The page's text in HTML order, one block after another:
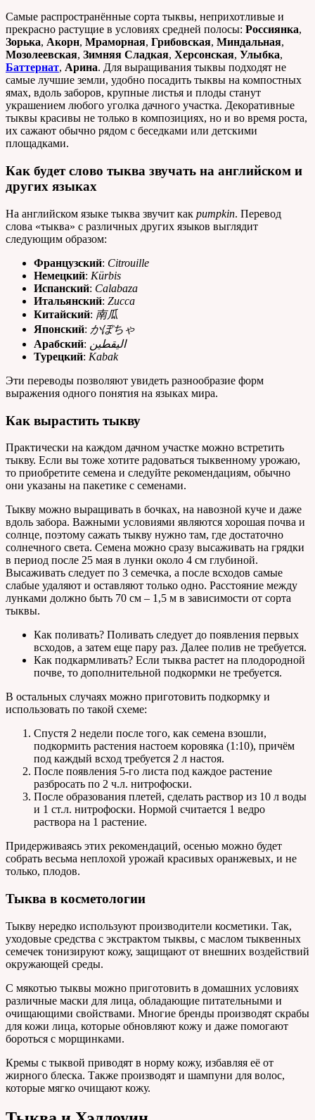
Самые распространённые сорта тыквы, неприхотливые и
прекрасно растущие в условиях средней полосы: Россиянка,
Зорька, Акорн, Мраморная, Грибовская, Миндальная,
Мозолеевская, Зимняя Сладкая, Херсонская, Улыбка,
Баттернат, Арина. Для выращивания тыквы подходят не
самые лучшие земли, удобно посадить тыквы на компостных
ямах, вдоль заборов, крупные листья и плоды станут
украшением любого уголка дачного участка. Декоративные
тыквы красивы не только в композициях, но и во время роста,
их сажают обычно рядом с беседками или детскими
площадками.
Как будет слово тыква звучать на английском и
других языках
На английском языке тыква звучит как pumpkin. Перевод
слова «тыква» с различных других языков выглядит
следующим образом:
Французский: Citrouille
Немецкий: Kürbis
Испанский: Calabaza
Итальянский: Zucca
Китайский: 南瓜
Японский: かぼちゃ
Арабский: اليقطين
Турецкий: Kabak
Эти переводы позволяют увидеть разнообразие форм
выражения одного понятия на языках мира.
Как вырастить тыкву
Практически на каждом дачном участке можно встретить
тыкву. Если вы тоже хотите радоваться тыквенному урожаю,
то приобретите семена и следуйте рекомендациям, обычно
они указаны на пакетике с семенами.
Тыкву можно выращивать в бочках, на навозной куче и даже
вдоль забора. Важными условиями являются хорошая почва и
солнце, поэтому сажать тыкву нужно там, где достаточно
солнечного света. Семена можно сразу высаживать на грядки
в период после 25 мая в лунки около 4 см глубиной.
Высаживать следует по 3 семечка, а после всходов самые
слабые удаляют и оставляют только одно. Расстояние между
лунками должно быть 70 см – 1,5 м в зависимости от сорта
тыквы.
Как поливать? Поливать следует до появления первых
всходов, а затем еще пару раз. Далее полив не требуется.
Как подкармливать? Если тыква растет на плодородной
почве, то дополнительной подкормки не требуется.
В остальных случаях можно приготовить подкормку и
использовать по такой схеме:
Спустя 2 недели после того, как семена взошли,
подкормить растения настоем коровяка (1:10), причём
под каждый всход требуется 2 л настоя.
После появления 5-го листа под каждое растение
разбросать по 2 ч.л. нитрофоски.
После образования плетей, сделать раствор из 10 л воды
и 1 ст.л. нитрофоски. Нормой считается 1 ведро
раствора на 1 растение.
Придерживаясь этих рекомендаций, осенью можно будет
собрать весьма неплохой урожай красивых оранжевых, и не
только, плодов.
Тыква в косметологии
Тыкву нередко используют производители косметики. Так,
уходовые средства с экстрактом тыквы, с маслом тыквенных
семечек тонизируют кожу, защищают от внешних воздействий
окружающей среды.
С мякотью тыквы можно приготовить в домашних условиях
различные маски для лица, обладающие питательными и
очищающими свойствами. Многие бренды производят скрабы
для кожи лица, которые обновляют кожу и даже помогают
бороться с морщинками.
Кремы с тыквой приводят в норму кожу, избавляя её от
жирного блеска. Также производят и шампуни для волос,
которые мягко очищают кожу.